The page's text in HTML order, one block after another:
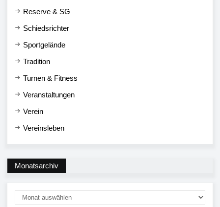
Reserve & SG
Schiedsrichter
Sportgelände
Tradition
Turnen & Fitness
Veranstaltungen
Verein
Vereinsleben
Monatsarchiv